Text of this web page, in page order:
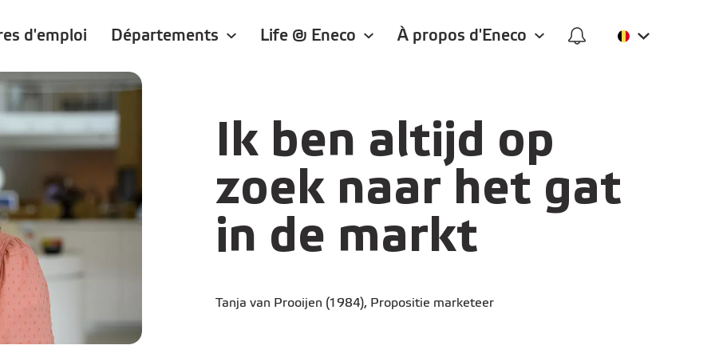
d'emploi Départements Life @ Eneco À propos d'Eneco
Ik ben altijd op
zoek naar het gat
in de markt
Tanja van Prooijen (1984), Propositie marketeer